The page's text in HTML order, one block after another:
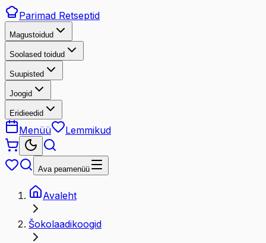
Parimad Retseptid
Magustoidud
Soolased toidud
Suupisted
Joogid
Eridieedid
Menüü Lemmikud
Ava peamenüü
Avaleht
Šokolaadikoogid